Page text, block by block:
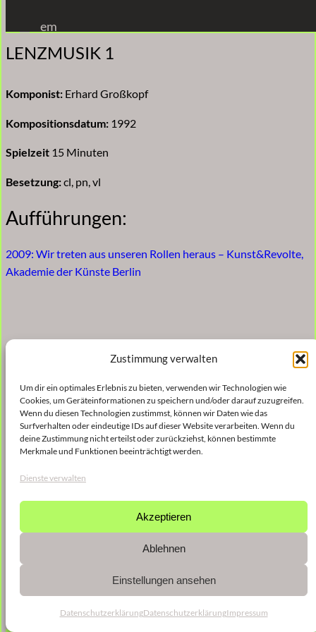
Zustimmung verwalten
Um dir ein optimales Erlebnis zu bieten, verwenden wir Technologien wie
Cookies, um Geräteinformationen zu speichern und/oder darauf zuzugreifen.
Wenn du diesen Technologien zustimmst, können wir Daten wie das
Surfverhalten oder eindeutige IDs auf dieser Website verarbeiten. Wenn du
deine Zustimmung nicht erteilst oder zurückziehst, können bestimmte
Merkmale und Funktionen beeinträchtigt werden.
Dienste verwalten
Akzeptieren
Ablehnen
Einstellungen ansehen
DatenschutzerklärungDatenschutzerklärungImpressum
Inhalt
springen
em
LENZMUSIK 1
Komponist: Erhard Großkopf
Kompositionsdatum: 1992
Spielzeit 15 Minuten
Besetzung:cl, pn, vl
Aufführungen:
2009: Wir treten aus unseren Rollen heraus – Kunst&Revolte,
Akademie der Künste Berlin